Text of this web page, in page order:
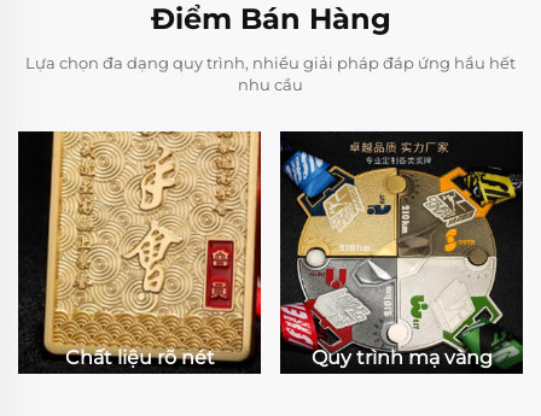
Điểm Bán Hàng
Lựa chọn đa dạng quy trình, nhiều giải pháp đáp ứng hầu hết
nhu cầu
Chất liệu rõ nét Quy trình mạ vàng